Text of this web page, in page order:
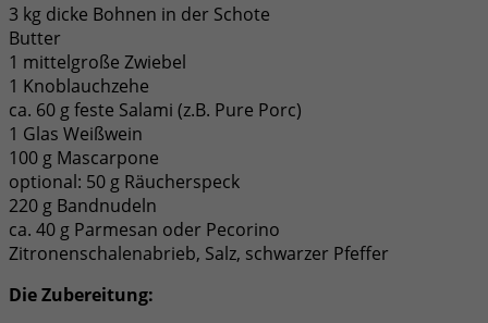
3 kg dicke Bohnen in der Schote
Butter
1 mittelgroße Zwiebel
1 Knoblauchzehe
ca. 60 g feste Salami (z.B. Pure Porc)
1 Glas Weißwein
100 g Mascarpone
optional: 50 g Räucherspeck
220 g Bandnudeln
ca. 40 g Parmesan oder Pecorino
Zitronenschalenabrieb, Salz, schwarzer Pfeffer
Die Zubereitung: